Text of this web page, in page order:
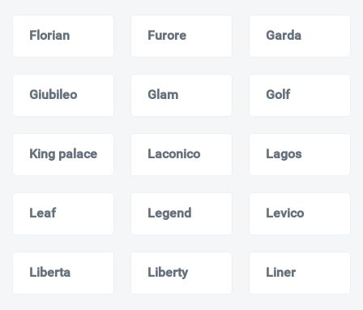
Florian Furore Garda
Giubileo Glam Golf
King palace Laconico Lagos
Leaf Legend Levico
Liberta Liberty Liner